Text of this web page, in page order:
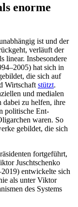
enorme
ist und der
verläuft der
linear. Insbesondere
hat sich in
die sich auf
Wirt­schaft stützt.
und medialen
dabei zu helfen, ihre
poli­tische Ent­
waren. So
gebildet, die sich
fortgeführt,
Jusch­tschen­ko
entwickelte sich
als unter Viktor
des Systems